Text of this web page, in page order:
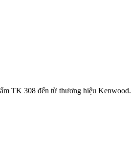
TK 308 đến từ thương hiệu Kenwood.